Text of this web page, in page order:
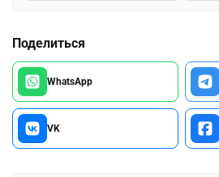
Поделиться
WhatsApp
VK